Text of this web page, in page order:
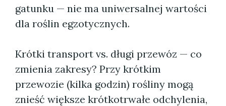
gatunku — nie ma uniwersalnej wartości
dla roślin egzotycznych.
Krótki transport vs. długi przewóz — co
zmienia zakresy? Przy krótkim
przewozie (kilka godzin) rośliny mogą
znieść większe krótkotrwałe odchylenia,